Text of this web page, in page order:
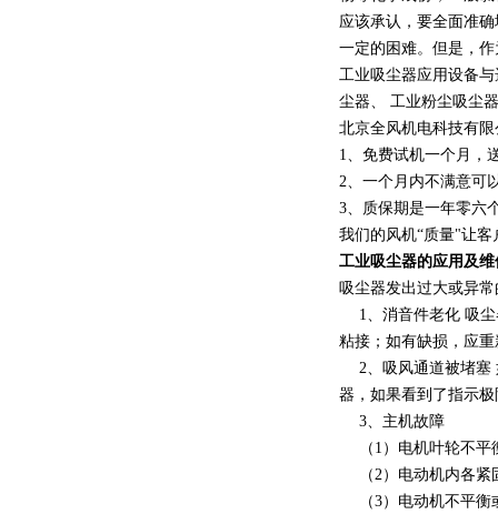
应该承认，要全面准
一定的困难。但是，
工业吸尘器应用设备
尘器、 工业粉尘吸尘
北京全风机电科技有
1、免费试机一个月，
2、一个月内不满意可
3、质保期是一年零六
我们的风机“质量"让
工业吸尘器的应用及维
吸尘器发出过大或异
1、消音件老化 吸尘
粘接；如有缺损，应
2、吸风通道被堵塞
器，如果看到了指示
3、主机故障
（1）电机叶轮不平
（2）电动机内各紧
（3）电动机不平衡